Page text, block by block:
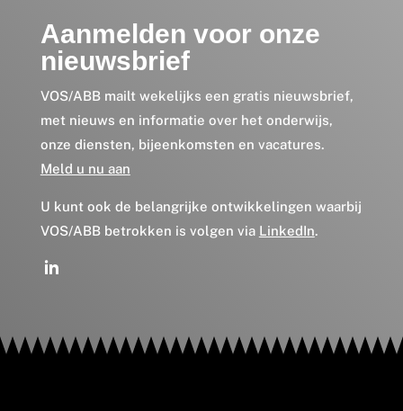
Aanmelden voor onze
nieuwsbrief
VOS/ABB mailt wekelijks een gratis nieuwsbrief,
met nieuws en informatie over het onderwijs,
onze diensten, bijeenkomsten en vacatures.
Meld u nu aan
U kunt ook de belangrijke ontwikkelingen waarbij
VOS/ABB betrokken is volgen via LinkedIn.